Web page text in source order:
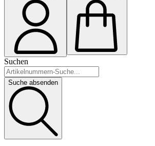
Suchen
Suche absenden